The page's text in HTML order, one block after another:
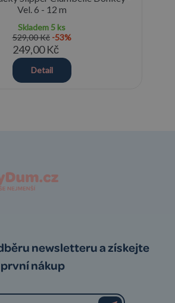
Vel. 6 - 12 m
Skladem 5 ks
529,00 Kč -53%
249,00 Kč
Detail
newsletteru a získejte
první nákup